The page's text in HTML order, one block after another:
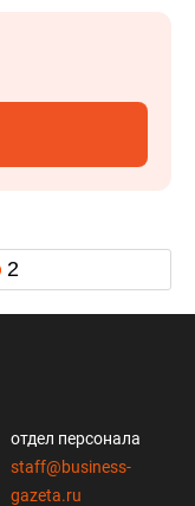
2
отдел персонала
staff@business-
gazeta.ru